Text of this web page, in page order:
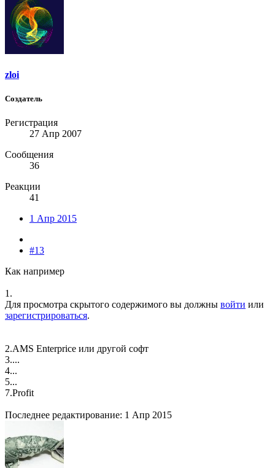
zloi
Создатель
Регистрация
27 Апр 2007
Сообщения
36
Реакции
41
1 Апр 2015
#13
Как например
1.
Для просмотра скрытого содержимого вы должны войти или
зарегистрироваться.
2.AMS Enterprice или другой софт
3....
4...
5...
7.Profit
Последнее редактирование: 1 Апр 2015